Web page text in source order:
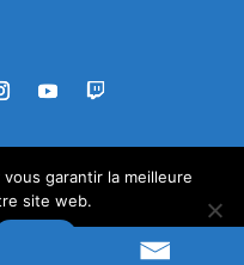
garantir la meilleure
site web.